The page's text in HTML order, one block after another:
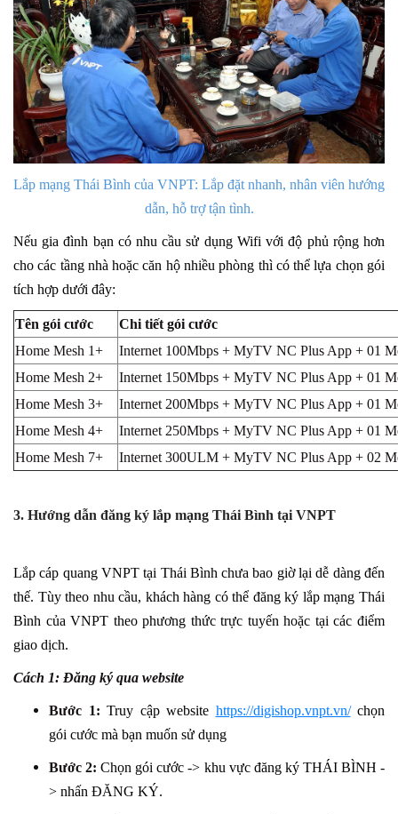
Lắp mạng Thái Bình của VNPT: Lắp đặt nhanh, nhân viên hướng
dẫn, hỗ trợ tận tình.
Nếu gia đình bạn có nhu cầu sử dụng Wifi với độ phủ rộng hơn
cho các tầng nhà hoặc căn hộ nhiều phòng thì có thể lựa chọn gói
tích hợp dưới đây:
Tên gói cước
Chi tiết gói cước
Home Mesh 1+
Internet 100Mbps + MyTV NC Plus App + 01
Home Mesh 2+
Internet 150Mbps + MyTV NC Plus App + 01
Home Mesh 3+
Internet 200Mbps + MyTV NC Plus App + 01
Home Mesh 4+
Internet 250Mbps + MyTV NC Plus App + 01
Home Mesh 7+
Internet 300ULM + MyTV NC Plus App + 02
3. Hướng dẫn đăng ký lắp mạng Thái Bình tại VNPT
Lắp cáp quang VNPT tại Thái Bình chưa bao giờ lại dễ dàng đến
thế. Tùy theo nhu cầu, khách hàng có thể đăng ký lắp mạng Thái
Bình của VNPT theo phương thức trực tuyến hoặc tại các điểm
giao dịch.
Cách 1: Đăng ký qua website
Bước 1: Truy cập website https://digishop.vnpt.vn/chọn
gói cước mà bạn muốn sử dụng
Bước 2:Chọn gói cước -> khu vực đăng ký THÁI BÌNH -
> nhấn ĐĂNG KÝ.